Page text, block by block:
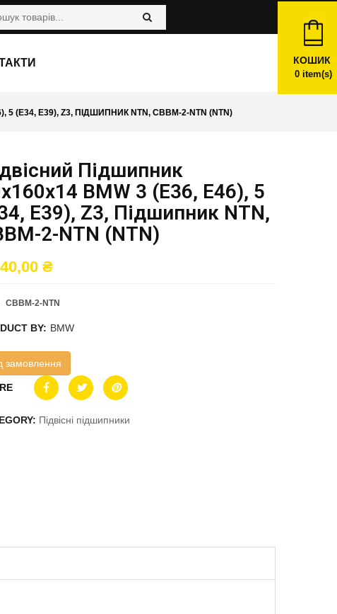
КОШИК
0item(s)
(E34, E39), Z3, ПІДШИПНИК NTN, CBBM-2-NTN (NTN)
Підшипник
BMW 3 (E36, E46), 5
E39), Z3, Підшипник NTN,
2-NTN (NTN)
₴
CBBM-2-NTN
BY: BMW
замовлення
Підвісні підшипники